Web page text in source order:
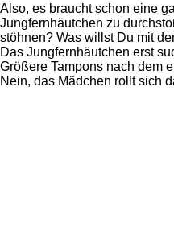
Also, es braucht schon eine
Jungfernhäutchen zu
stöhnen? Was willst Du mit
Das Jungfernhäutchen erst
Größere Tampons nach dem
Nein, das Mädchen rollt sich